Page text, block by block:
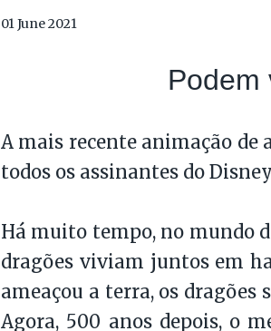
01 June 2021
Podem
A mais recente animação
todos os assinantes do
Há muito tempo, no mundo
dragões viviam juntos em
ameaçou a terra, os
Agora, 500 anos depois, o